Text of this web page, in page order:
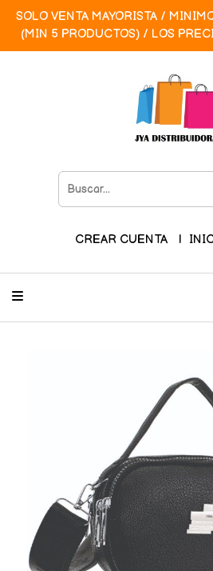
SOLO VENTA MAYORISTA /
(MIN 5 PRODUCTOS) / LOS
CREAR CUENTA